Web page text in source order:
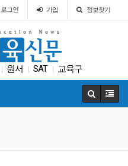
로그인 가입 정보찾기
원서 SAT 교육구
입학원서 LA교육구